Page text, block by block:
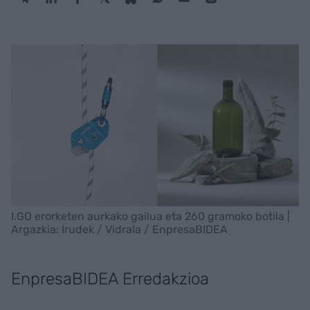
I.GO erorketen aurkako gailua eta 260 gramoko botila |
Argazkia: Irudek / Vidrala / EnpresaBIDEA
EnpresaBIDEA Erredakzioa